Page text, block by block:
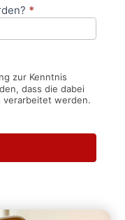
*
zur Kenntnis
dass die dabei
verarbeitet werden.